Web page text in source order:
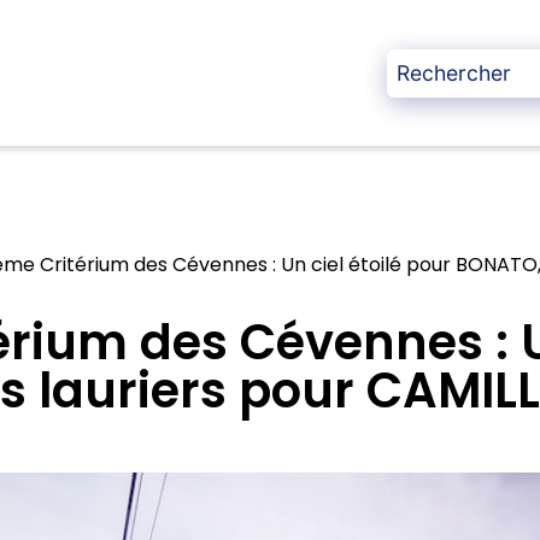
Critérium des Cévennes : Un ciel étoilé pour
des Cévennes :
lauriers pour